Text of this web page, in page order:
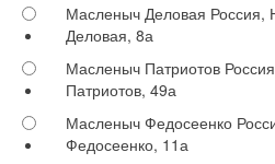
Масленыч Деловая Россия,
Деловая, 8а
Масленыч Патриотов
Патриотов, 49а
Масленыч Федосеенко
Федосеенко, 11а